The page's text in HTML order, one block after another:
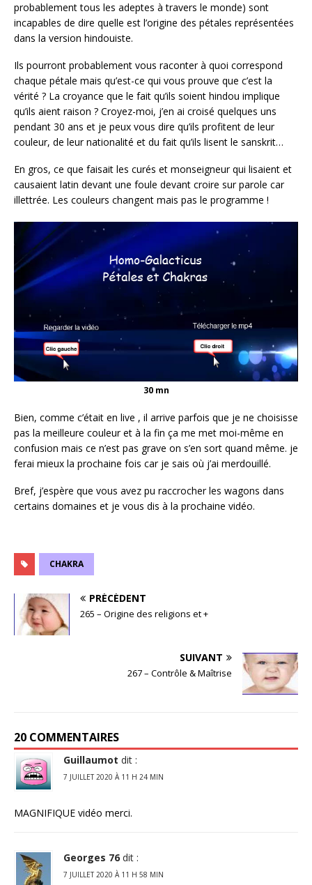
probablement tous les adeptes à travers le monde) sont
incapables de dire quelle est l’origine des pétales représentées
dans la version hindouiste.
Ils pourront probablement vous raconter à quoi correspond
chaque pétale mais qu’est-ce qui vous prouve que c’est la
vérité ? La croyance que le fait qu’ils soient hindou implique
qu’ils aient raison ? Croyez-moi, j’en ai croisé quelques uns
pendant 30 ans et je peux vous dire qu’ils profitent de leur
couleur, de leur nationalité et du fait qu’ils lisent le sanskrit…
En gros, ce que faisait les curés et monseigneur qui lisaient et
causaient latin devant une foule devant croire sur parole car
illettrée. Les couleurs changent mais pas le programme !
30 mn
Bien, comme c’était en live , il arrive parfois que je ne choisisse
pas la meilleure couleur et à la fin ça me met moi-même en
confusion mais ce n’est pas grave on s’en sort quand même. je
ferai mieux la prochaine fois car je sais où j’ai merdouillé.
Bref, j’espère que vous avez pu raccrocher les wagons dans
certains domaines et je vous dis à la prochaine vidéo.
CHAKRA
PRÉCÉDENT
265 – Origine des religions et +
SUIVANT
267 – Contrôle & Maîtrise
20 COMMENTAIRES
Guillaumot dit :
7 JUILLET 2020 À 11 H 24 MIN
MAGNIFIQUE vidéo merci.
Georges 76 dit :
7 JUILLET 2020 À 11 H 58 MIN